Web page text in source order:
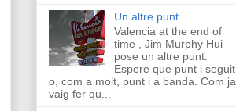
Un altre punt
Valencia at the end of
time , Jim Murphy Hui
pose un altre punt.
Espere que punt i seguit,
o, com a molt, punt i a banda. Com ja
vaig fer qu...